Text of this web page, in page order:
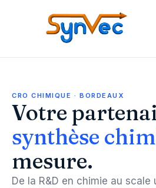
CRO CHIMIQUE · BORDEAUX
Votre
synthèse
mesure.
De la R&D en chimie au